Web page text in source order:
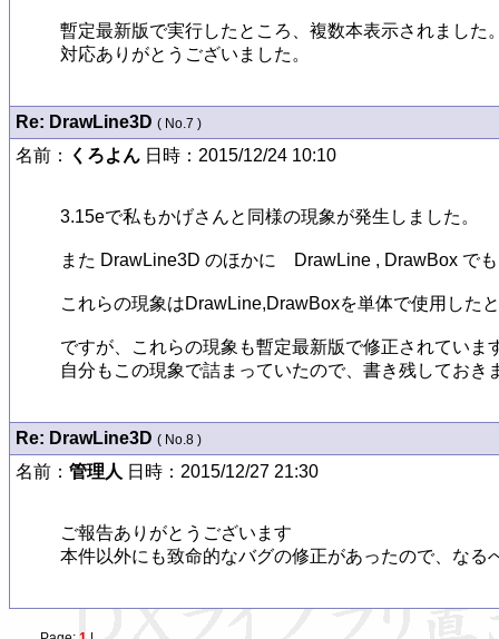
暫定最新版で実行したところ、複数本表示されました
対応ありがとうございました。
Re: DrawLine3D ( No.7 )
名前： くろよん 日時：2015/12/24 10:10
3.15eで私もかげさんと同様の現象が発生しました。
また DrawLine3D のほかに　DrawLine , DrawBox で
これらの現象はDrawLine,DrawBoxを単体で使用した
ですが、これらの現象も暫定最新版で修正されていま
自分もこの現象で詰まっていたので、書き残しておき
Re: DrawLine3D ( No.8 )
名前： 管理人 日時：2015/12/27 21:30
ご報告ありがとうございます
本件以外にも致命的なバグの修正があったので、な